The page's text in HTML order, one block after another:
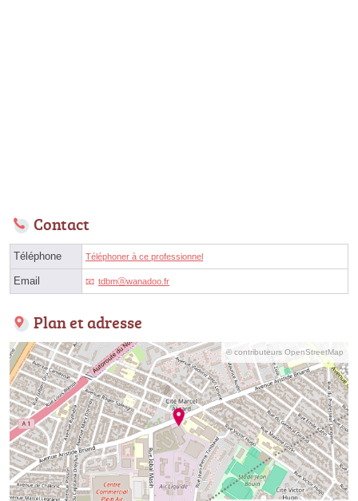
Contact
Téléphone Téléphoner à ce professionnel
Email tdbmⓐwanadoo.fr
Plan et adresse
© contributeurs OpenStreetMap